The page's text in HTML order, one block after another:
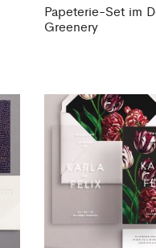
Papeterie-Set im
Greenery